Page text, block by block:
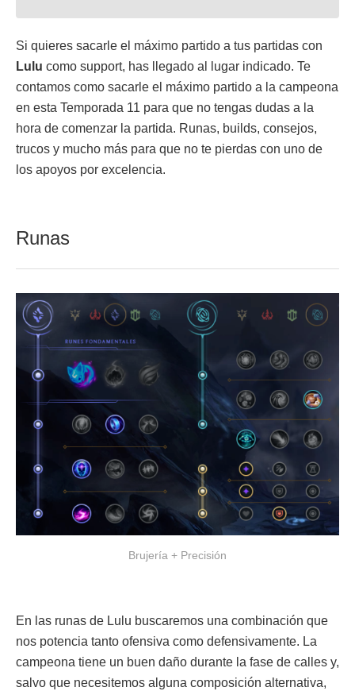
Si quieres sacarle el máximo partido a tus partidas con
Lulu como support, has llegado al lugar indicado. Te
contamos como sacarle el máximo partido a la campeona
en esta Temporada 11 para que no tengas dudas a la
hora de comenzar la partida. Runas, builds, consejos,
trucos y mucho más para que no te pierdas con uno de
los apoyos por excelencia.
Runas
Brujería + Precisión
En las runas de Lulu buscaremos una combinación que
nos potencia tanto ofensiva como defensivamente. La
campeona tiene un buen daño durante la fase de calles y,
salvo que necesitemos alguna composición alternativa,